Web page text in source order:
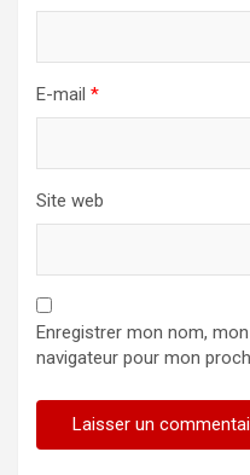
E-mail *
Site web
Enregistrer mon nom,
navigateur pour mon